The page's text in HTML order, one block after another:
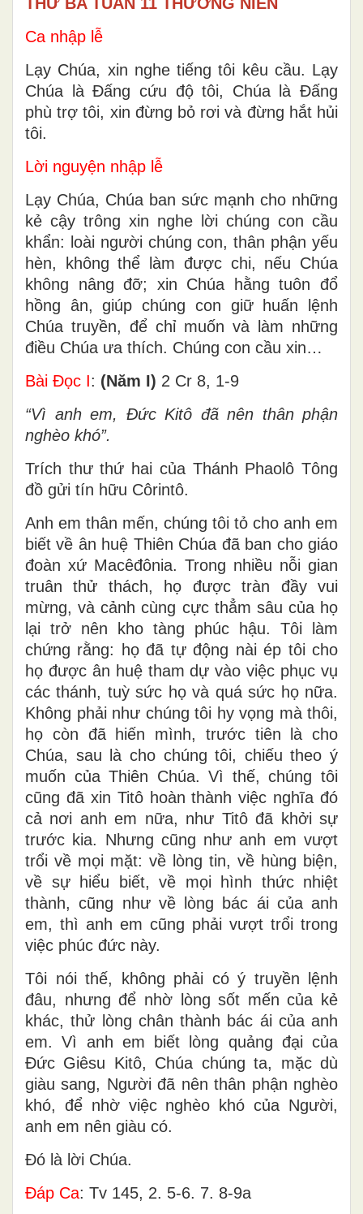
Ca nhập lễ
Lạy Chúa, xin nghe tiếng tôi kêu cầu. Lạy
Chúa là Đấng cứu độ tôi, Chúa là Đấng
phù trợ tôi, xin đừng bỏ rơi và đừng hắt hủi
tôi.
Lời nguyện nhập lễ
Lạy Chúa, Chúa ban sức mạnh cho những
kẻ cậy trông xin nghe lời chúng con cầu
khẩn: loài người chúng con, thân phận yếu
hèn, không thể làm được chi, nếu Chúa
không nâng đỡ; xin Chúa hằng tuôn đổ
hồng ân, giúp chúng con giữ huấn lệnh
Chúa truyền, để chỉ muốn và làm những
điều Chúa ưa thích. Chúng con cầu xin…
Bài Ðọc I: (Năm I) 2 Cr 8, 1-9
“Vì anh em, Ðức Kitô đã nên thân phận
nghèo khó”.
Trích thư thứ hai của Thánh Phaolô Tông
đồ gửi tín hữu Côrintô.
Anh em thân mến, chúng tôi tỏ cho anh em
biết về ân huệ Thiên Chúa đã ban cho giáo
đoàn xứ Macêđônia. Trong nhiều nỗi gian
truân thử thách, họ được tràn đầy vui
mừng, và cảnh cùng cực thẳm sâu của họ
lại trở nên kho tàng phúc hậu. Tôi làm
chứng rằng: họ đã tự động nài ép tôi cho
họ được ân huệ tham dự vào việc phục vụ
các thánh, tuỳ sức họ và quá sức họ nữa.
Không phải như chúng tôi hy vọng mà thôi,
họ còn đã hiến mình, trước tiên là cho
Chúa, sau là cho chúng tôi, chiếu theo ý
muốn của Thiên Chúa. Vì thế, chúng tôi
cũng đã xin Titô hoàn thành việc nghĩa đó
cả nơi anh em nữa, như Titô đã khởi sự
trước kia. Nhưng cũng như anh em vượt
trổi về mọi mặt: về lòng tin, về hùng biện,
về sự hiểu biết, về mọi hình thức nhiệt
thành, cũng như về lòng bác ái của anh
em, thì anh em cũng phải vượt trổi trong
việc phúc đức này.
Tôi nói thế, không phải có ý truyền lệnh
đâu, nhưng để nhờ lòng sốt mến của kẻ
khác, thử lòng chân thành bác ái của anh
em. Vì anh em biết lòng quảng đại của
Ðức Giêsu Kitô, Chúa chúng ta, mặc dù
giàu sang, Người đã nên thân phận nghèo
khó, để nhờ việc nghèo khó của Người,
anh em nên giàu có.
Ðó là lời Chúa.
Ðáp Ca: Tv 145, 2. 5-6. 7. 8-9a